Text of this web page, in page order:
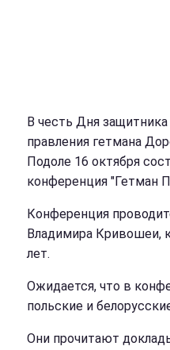
В честь Дня
правления гетмана
Подоле 16 октября
конференция "Гетман
Конференция
Владимира Кривошеи,
лет.
Ожидается, что в
польские и
Они прочитают